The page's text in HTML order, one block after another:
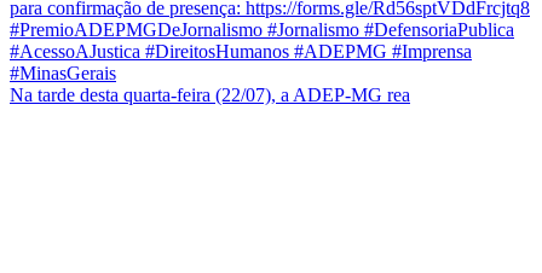
Na tarde desta quarta-feira (22/07), a ADEP-MG rea